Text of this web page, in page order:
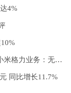
4%
【快播报】美的集团回应售后服务商停止小米格力业务：无强制排他性合作行为
同比增长11.7%